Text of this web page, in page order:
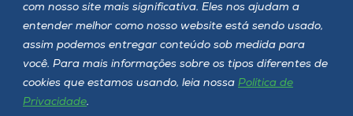
com nosso site mais significativa. Eles nos ajudam a
entender melhor como nosso website está sendo usado,
assim podemos entregar conteúdo sob medida para
você. Para mais informações sobre os tipos diferentes de
cookies que estamos usando, leia nossa Política de
Privacidade.